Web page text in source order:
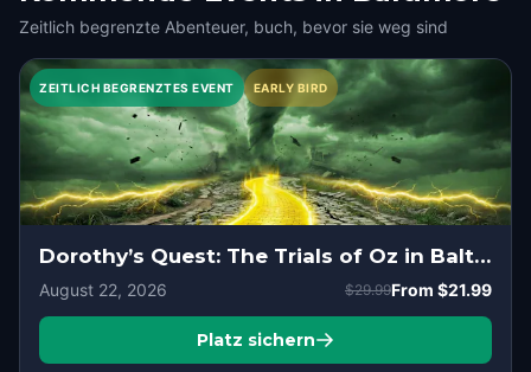
Zeitlich begrenzte Abenteuer, buch, bevor sie weg sind
ZEITLICH BEGRENZTES EVENT EARLY BIRD
Dorothy’s Quest: The Trials of Oz in Baltimore
August 22, 2026 $29.99From $21.99
Platz sichern